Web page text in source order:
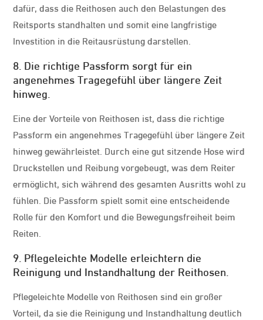
dafür, dass die Reithosen auch den Belastungen des
Reitsports standhalten und somit eine langfristige
Investition in die Reitausrüstung darstellen.
8. Die richtige Passform sorgt für ein
angenehmes Tragegefühl über längere Zeit
hinweg.
Eine der Vorteile von Reithosen ist, dass die richtige
Passform ein angenehmes Tragegefühl über längere Zeit
hinweg gewährleistet. Durch eine gut sitzende Hose wird
Druckstellen und Reibung vorgebeugt, was dem Reiter
ermöglicht, sich während des gesamten Ausritts wohl zu
fühlen. Die Passform spielt somit eine entscheidende
Rolle für den Komfort und die Bewegungsfreiheit beim
Reiten.
9. Pflegeleichte Modelle erleichtern die
Reinigung und Instandhaltung der Reithosen.
Pflegeleichte Modelle von Reithosen sind ein großer
Vorteil, da sie die Reinigung und Instandhaltung deutlich